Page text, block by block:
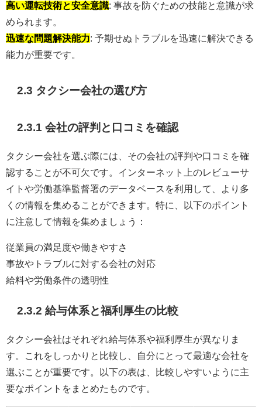
高い運転技術と安全意識: 事故を防ぐための技能と意識が求
められます。
迅速な問題解決能力: 予期せぬトラブルを迅速に解決できる
能力が重要です。
2.3 タクシー会社の選び方
2.3.1 会社の評判と口コミを確認
タクシー会社を選ぶ際には、その会社の評判や口コミを確
認することが不可欠です。インターネット上のレビューサ
イトや労働基準監督署のデータベースを利用して、より多
くの情報を集めることができます。特に、以下のポイント
に注意して情報を集めましょう：
従業員の満足度や働きやすさ
事故やトラブルに対する会社の対応
給料や労働条件の透明性
2.3.2 給与体系と福利厚生の比較
タクシー会社はそれぞれ給与体系や福利厚生が異なりま
す。これをしっかりと比較し、自分にとって最適な会社を
選ぶことが重要です。以下の表は、比較しやすいように主
要なポイントをまとめたものです。